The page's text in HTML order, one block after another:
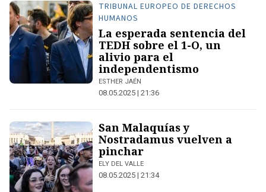
TRIBUNAL EUROPEO DE DERECHOS
HUMANOS
La esperada sentencia del
TEDH sobre el 1-O, un
alivio para el
independentismo
ESTHER JAÉN
08.05.2025 | 21:36
San Malaquías y
Nostradamus vuelven a
pinchar
ELY DEL VALLE
08.05.2025 | 21:34